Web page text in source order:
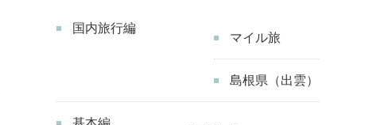
国内旅行編
マイル旅
島根県（出雲）